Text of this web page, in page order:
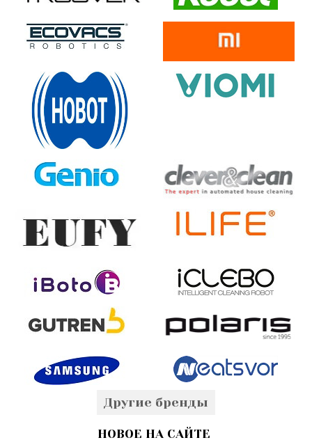
Другие бренды
НОВОЕ НА САЙТЕ